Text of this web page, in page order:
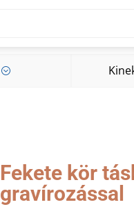
;
Fekete kör
gravírozással